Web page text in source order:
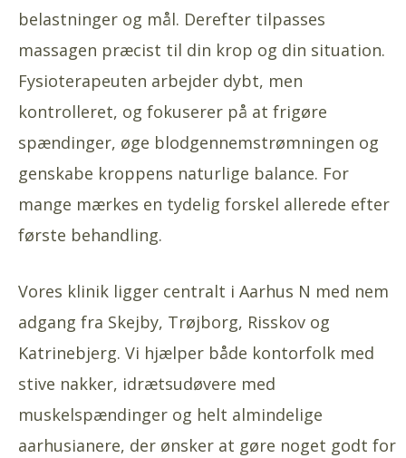
belastninger og mål. Derefter tilpasses
massagen præcist til din krop og din situation.
Fysioterapeuten arbejder dybt, men
kontrolleret, og fokuserer på at frigøre
spændinger, øge blodgennemstrømningen og
genskabe kroppens naturlige balance. For
mange mærkes en tydelig forskel allerede efter
første behandling.
Vores klinik ligger centralt i Aarhus N med nem
adgang fra Skejby, Trøjborg, Risskov og
Katrinebjerg. Vi hjælper både kontorfolk med
stive nakker, idrætsudøvere med
muskelspændinger og helt almindelige
aarhusianere, der ønsker at gøre noget godt for